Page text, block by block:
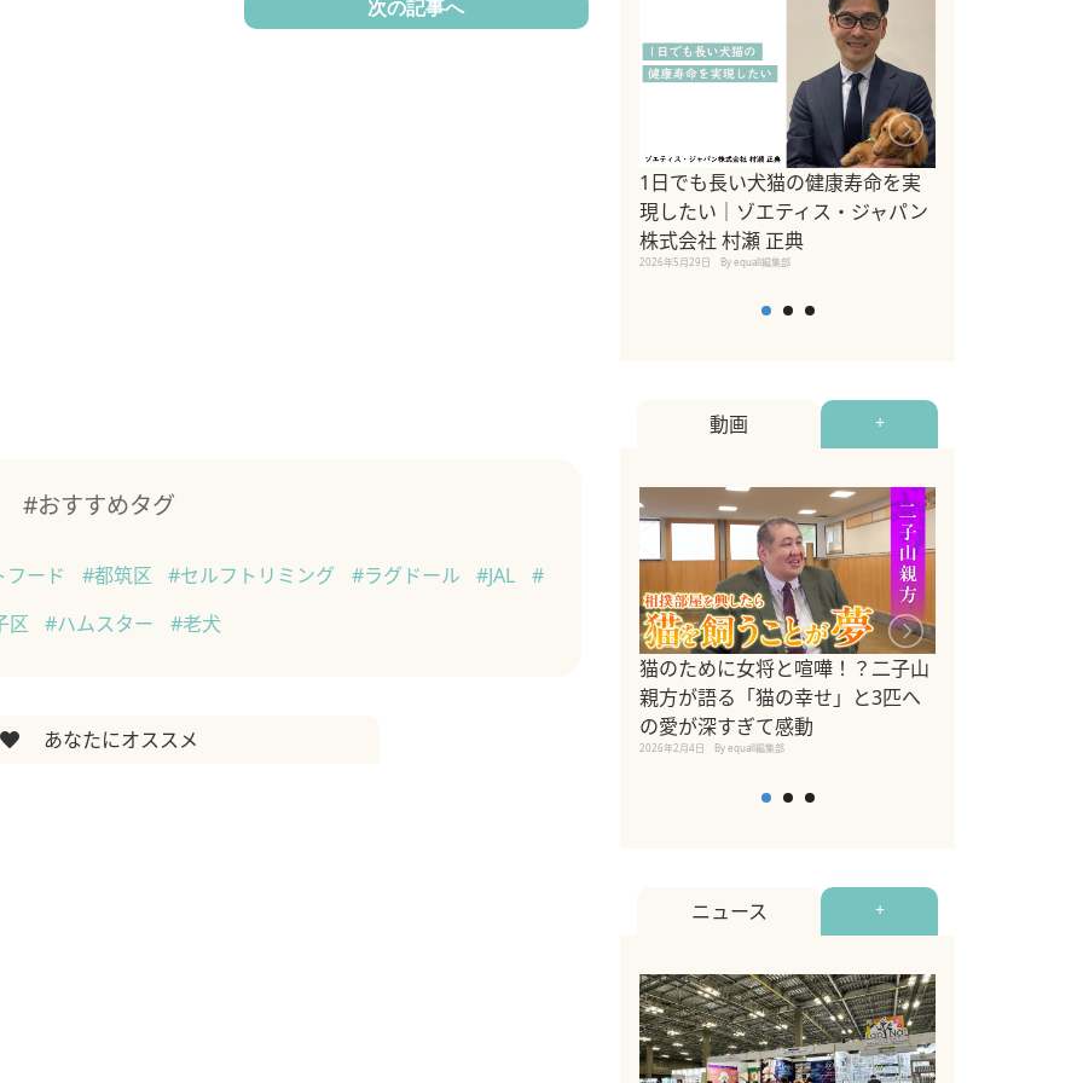
次の記事へ
#おすすめタグ
ード #都筑区 #セルフトリミング #ラグドール #JAL
#
区
#ハムスター #老犬
あなたにオススメ
1日でも長い犬猫の健康寿命を実
現したい｜ゾエティス・ジャパン
株式会社 村瀬 正典
2026年5月29日 By equall編集部
動画 +
猫のために女将と喧嘩！？二子山
親方が語る「猫の幸せ」と3匹へ
の愛が深すぎて感動
2026年2月4日 By equall編集部
ニュース +